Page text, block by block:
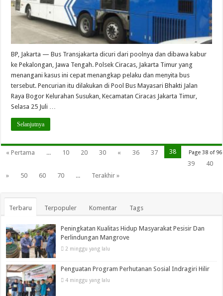
BP, Jakarta — Bus Transjakarta dicuri dari poolnya dan dibawa kabur
ke Pekalongan, Jawa Tengah. Polsek Ciracas, Jakarta Timur yang
menangani kasus ini cepat menangkap pelaku dan menyita bus
tersebut. Pencurian itu dilakukan di Pool Bus Mayasari Bhakti Jalan
Raya Bogor Kelurahan Susukan, Kecamatan Ciracas Jakarta Timur,
Selasa 25 Juli …
Selanjutnya
Page 38 of 96
« Pertama ... 10 20 30 « 36 37
38
39
40
»
50 60 70 ... Terakhir »
Terbaru Terpopuler Komentar Tags
Peningkatan Kualitas Hidup Masyarakat Pesisir Dan
Perlindungan Mangrove
2 minggu yang lalu
Penguatan Program Perhutanan Sosial Indragiri Hilir
4 minggu yang lalu